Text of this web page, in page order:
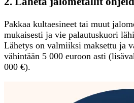
Pakkaa kultaesineet tai muut
mukaisesti ja vie palautuskuori
Lähetys on valmiiksi maksettu ja
vähintään 5 000 euroon asti
000 €).